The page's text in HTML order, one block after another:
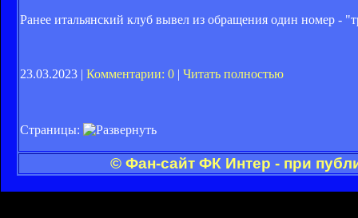
Ранее итальянский клуб вывел из обращения один номер -
23.03.2023 | Комментарии: 0 | Читать полностью
Страницы:
© Фан-сайт ФК Интер - при